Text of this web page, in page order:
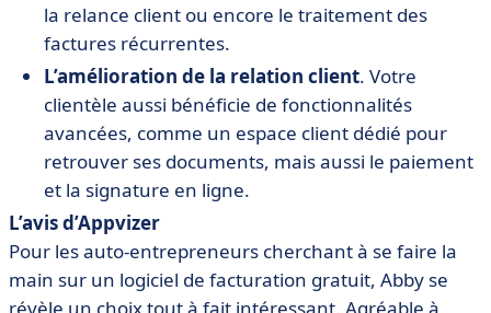
la relance client ou encore le traitement des
factures récurrentes.
L’amélioration de la relation client. Votre
clientèle aussi bénéficie de fonctionnalités
avancées, comme un espace client dédié pour
retrouver ses documents, mais aussi le paiement
et la signature en ligne.
L’avis d’Appvizer
Pour les auto-entrepreneurs cherchant à se faire la
main sur un logiciel de facturation gratuit, Abby se
révèle un choix tout à fait intéressant. Agréable à